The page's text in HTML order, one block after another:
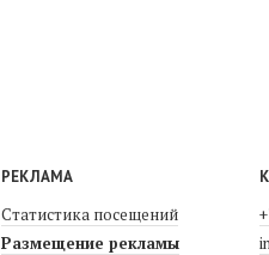
РЕКЛАМА
Статистика посещений
Размещение рекламы